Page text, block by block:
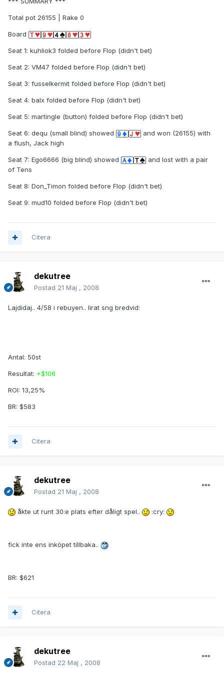
Total pot 26155 | Rake 0
Board
Seat 1: kuhliok3 folded before Flop (didn't bet)
Seat 2: VM47 folded before Flop (didn't bet)
Seat 3: fusselkermit folded before Flop (didn't bet)
Seat 4: balx folded before Flop (didn't bet)
Seat 5: martingle (button) folded before Flop (didn't bet)
Seat 6: dequ (small blind) showed
and won (26155) with
a flush, Jack high
Seat 7: Ego6666 (big blind) showed
and lost with a pair
of Tens
Seat 8: Don_Timon folded before Flop (didn't bet)
Seat 9: mud10 folded before Flop (didn't bet)
Citera
dekutree
Postad 21 Maj , 2008
Lajdidaj.. 4/58 i rebuyen.. lirat sng bredvid:
Antal: 50st
Resultat: +$106
ROI: 13,25%
BR: $583
Citera
dekutree
Postad 21 Maj , 2008
åkte ut runt 30:e plats efter dåligt spel.. :cry:
fick inte ens inköpet tillbaka..
BR: $621
Citera
dekutree
Postad 22 Maj , 2008